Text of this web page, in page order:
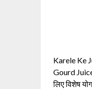
Karele Ke
Gourd
लिए विशेष